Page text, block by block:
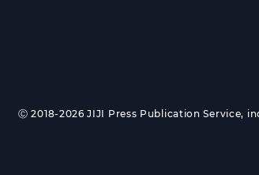
Ⓒ 2018-2026 JIJI Press Publication Service,